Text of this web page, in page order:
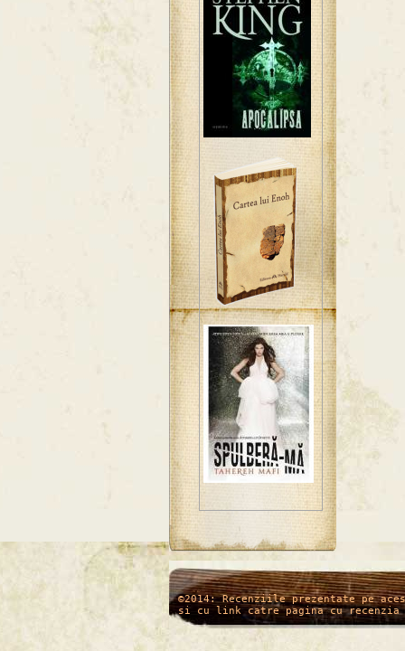
/* */
©2014: Recenziile prezentate pe
si cu link catre pagina cu